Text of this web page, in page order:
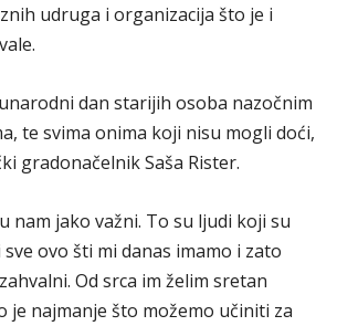
udruga i organizacija što je i
dan starijih osoba nazočnim
te svima onima koji nisu mogli doći,
gradonačelnik Saša Rister.
nam jako važni. To su ljudi koji su
ovo šti mi danas imamo i zato
Od srca im želim sretan
je najmanje što možemo učiniti za